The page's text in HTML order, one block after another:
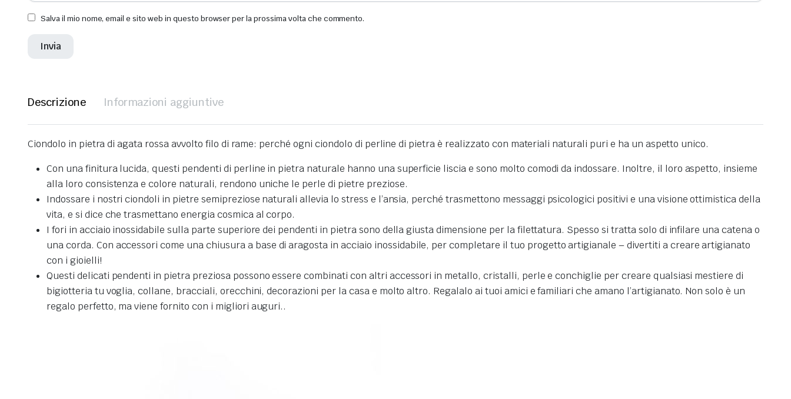
Salva il mio nome, email e sito web in questo browser per la prossima volta che commento.
Descrizione Informazioni aggiuntive
Ciondolo in pietra di agata rossa avvolto filo di rame: perchéogni ciondolo di perline di pietra è realizzato con materiali naturali puri e ha un aspetto unico.
Con una finitura lucida, questi pendenti di perline in pietra naturale hanno una superficie liscia e sono molto comodi da indossare. Inoltre, il loro aspetto, insieme
alla loro consistenza e colore naturali, rendono uniche le perle di pietre preziose.
Indossare i nostri ciondoli in pietre semipreziose naturali allevia lo stress e l’ansia, perché trasmettono messaggi psicologici positivi e una visione ottimistica della
vita, e si dice che trasmettano energia cosmica al corpo.
I fori in acciaio inossidabile sulla parte superiore dei pendenti in pietra sono della giusta dimensione per la filettatura. Spesso si tratta solo di infilare una catena o
una corda. Con accessori come una chiusura a base di aragosta in acciaio inossidabile, per completare il tuo progetto artigianale – divertiti a creare artigianato
con i gioielli!
Questi delicati pendenti in pietra preziosa possono essere combinati con altri accessori in metallo, cristalli, perle e conchiglie per creare qualsiasi mestiere di
bigiotteria tu voglia, collane, bracciali, orecchini, decorazioni per la casa e molto altro. Regalalo ai tuoi amici e familiari che amano l’artigianato. Non solo è un
regalo perfetto, ma viene fornito con i migliori auguri..